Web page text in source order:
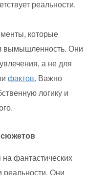
реальности.
которые
вымышленность. Они
а не для
фактов. Важно
логику и
сюжетов
фантастических
реальности. Они